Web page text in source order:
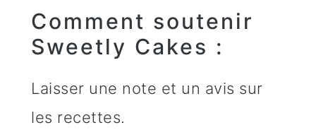
Comment soutenir
Sweetly Cakes :
Laisser une note et un avis sur
les recettes.